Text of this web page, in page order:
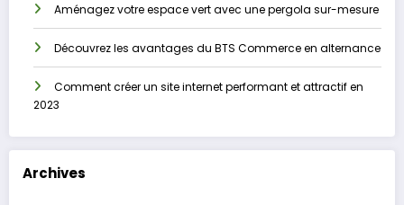
Aménagez votre espace vert avec une pergola sur-mesure
Découvrez les avantages du BTS Commerce en alternance
Comment créer un site internet performant et attractif en
2023
Archives